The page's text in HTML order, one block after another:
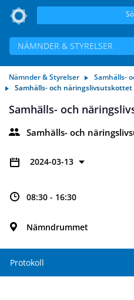
NÄMNDER & STYRELSER
Nämnder & Styrelser
Samhälls-
Samhälls- och näringslivsutskottet
Samhälls- och
Samhälls- och
2024-03-13
08:30 - 16:30
Nämndrummet
Protokoll